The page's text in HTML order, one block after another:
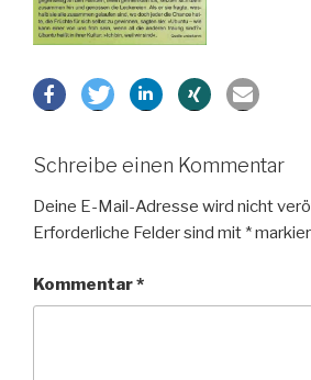
Schreibe einen Kommentar
Deine E-Mail-Adresse wird nicht
Erforderliche Felder sind mit *
Kommentar*